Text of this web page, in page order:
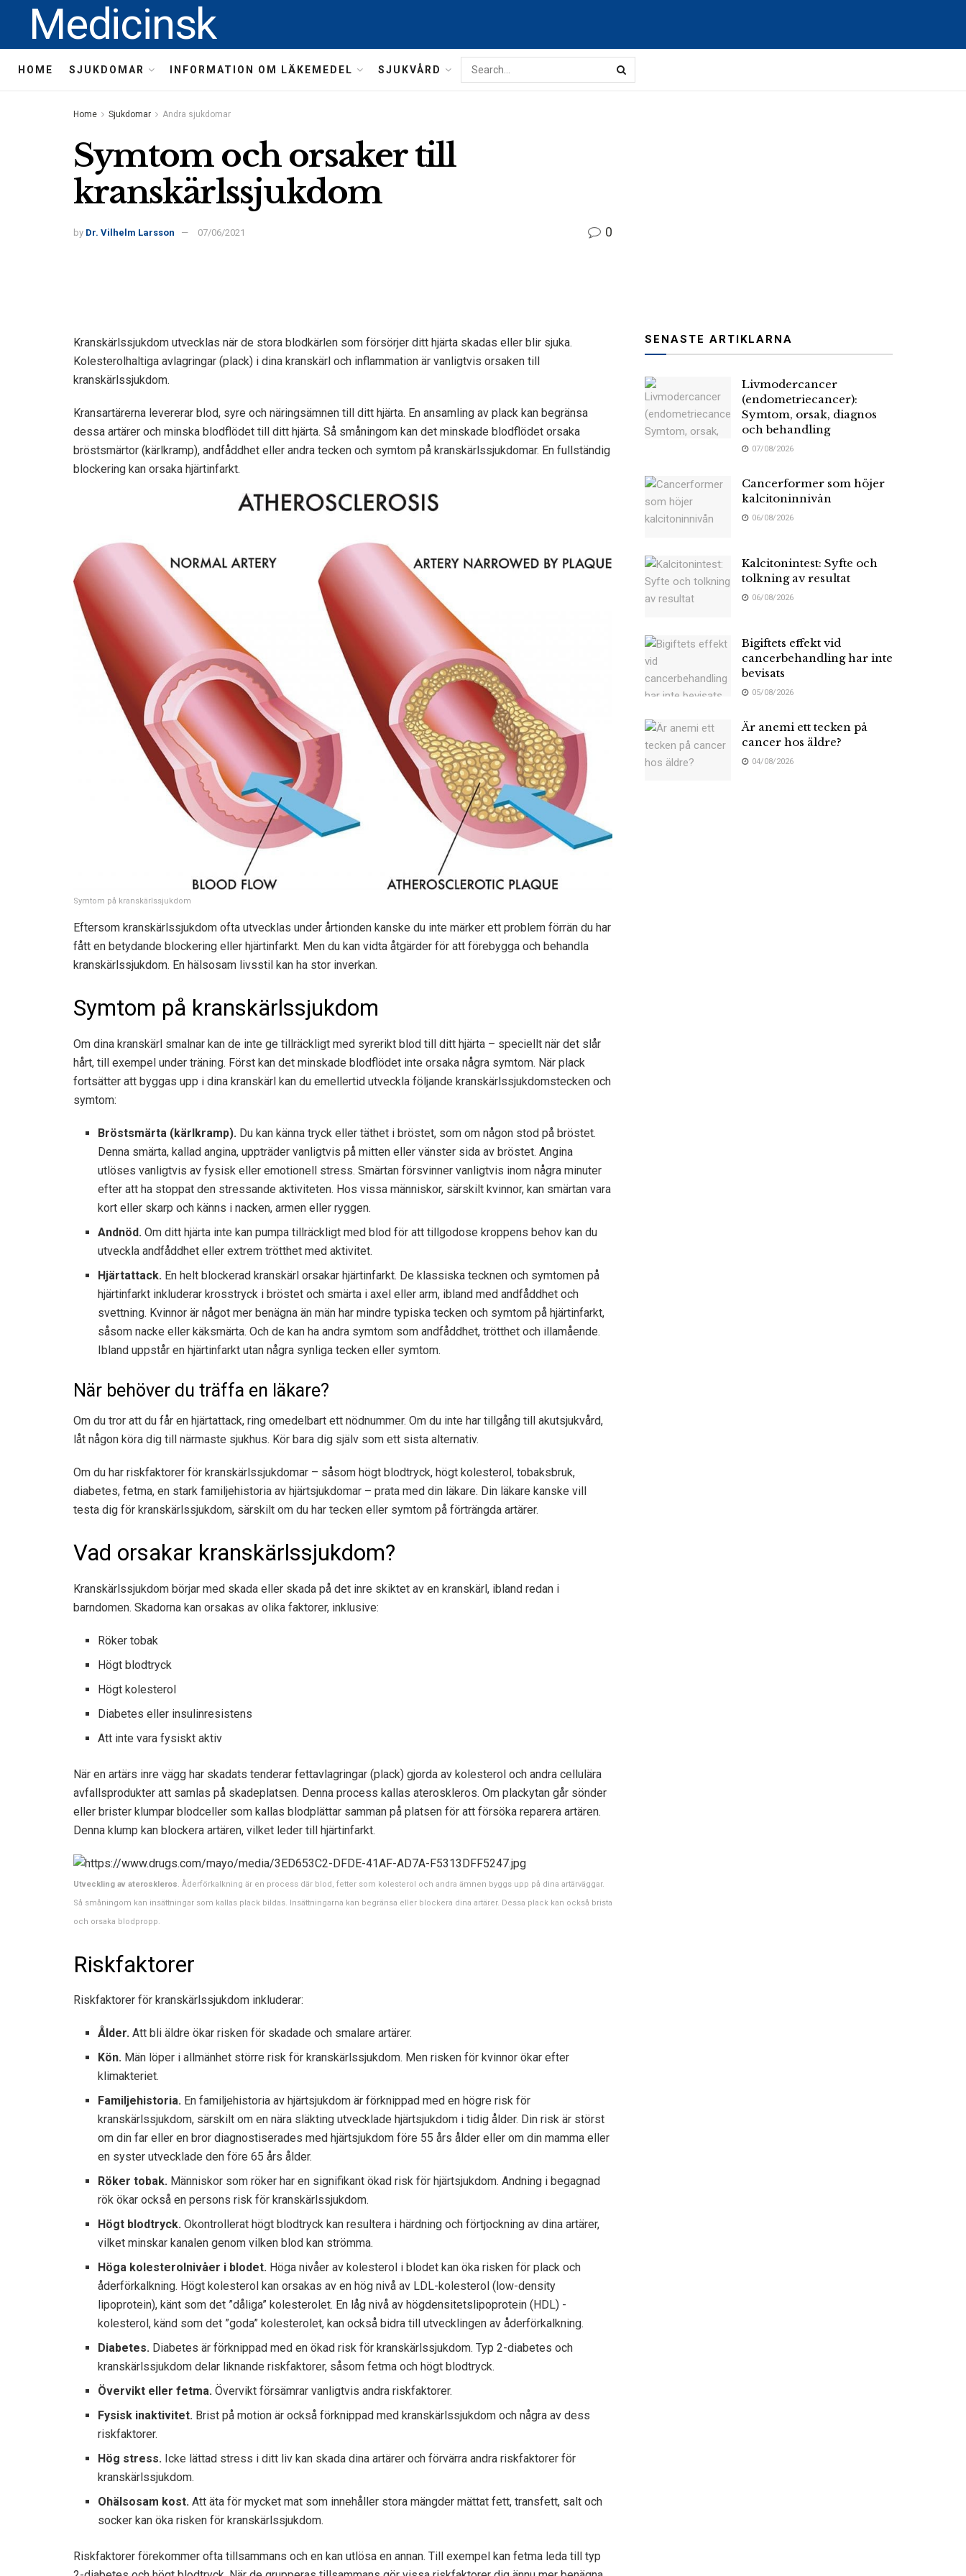
Medicinsk
HOME SJUKDOMAR INFORMATION OM LÄKEMEDEL SJUKVÅRD
Home Sjukdomar Andra sjukdomar
Symtom och orsaker till
kranskärlssjukdom
by Dr. Vilhelm Larsson 07/06/2021 0
Kranskärlssjukdom utvecklas när de stora blodkärlen som försörjer ditt hjärta skadas eller blir sjuka.
Kolesterolhaltiga avlagringar (plack) i dina kranskärl och inflammation är vanligtvis orsaken till
kranskärlssjukdom.
Kransartärerna levererar blod, syre och näringsämnen till ditt hjärta. En ansamling av plack kan begränsa
dessa artärer och minska blodflödet till ditt hjärta. Så småningom kan det minskade blodflödet orsaka
bröstsmärtor (kärlkramp), andfåddhet eller andra tecken och symtom på kranskärlssjukdomar. En fullständig
blockering kan orsaka hjärtinfarkt.
Symtom på kranskärlssjukdom
Eftersom kranskärlssjukdom ofta utvecklas under årtionden kanske du inte märker ett problem förrän du har
fått en betydande blockering eller hjärtinfarkt. Men du kan vidta åtgärder för att förebygga och behandla
kranskärlssjukdom. En hälsosam livsstil kan ha stor inverkan.
Symtom på kranskärlssjukdom
Om dina kranskärl smalnar kan de inte ge tillräckligt med syrerikt blod till ditt hjärta – speciellt när det slår
hårt, till exempel under träning. Först kan det minskade blodflödet inte orsaka några symtom. När plack
fortsätter att byggas upp i dina kranskärl kan du emellertid utveckla följande kranskärlssjukdomstecken och
symtom:
Bröstsmärta (kärlkramp). Du kan känna tryck eller täthet i bröstet, som om någon stod på bröstet.
Denna smärta, kallad angina, uppträder vanligtvis på mitten eller vänster sida av bröstet. Angina
utlöses vanligtvis av fysisk eller emotionell stress. Smärtan försvinner vanligtvis inom några minuter
efter att ha stoppat den stressande aktiviteten. Hos vissa människor, särskilt kvinnor, kan smärtan vara
kort eller skarp och känns i nacken, armen eller ryggen.
Andnöd. Om ditt hjärta inte kan pumpa tillräckligt med blod för att tillgodose kroppens behov kan du
utveckla andfåddhet eller extrem trötthet med aktivitet.
Hjärtattack. En helt blockerad kranskärl orsakar hjärtinfarkt. De klassiska tecknen och symtomen på
hjärtinfarkt inkluderar krosstryck i bröstet och smärta i axel eller arm, ibland med andfåddhet och
svettning. Kvinnor är något mer benägna än män har mindre typiska tecken och symtom på hjärtinfarkt,
såsom nacke eller käksmärta. Och de kan ha andra symtom som andfåddhet, trötthet och illamående.
Ibland uppstår en hjärtinfarkt utan några synliga tecken eller symtom.
När behöver du träffa en läkare?
Om du tror att du får en hjärtattack, ring omedelbart ett nödnummer. Om du inte har tillgång till akutsjukvård,
låt någon köra dig till närmaste sjukhus. Kör bara dig själv som ett sista alternativ.
Om du har riskfaktorer för kranskärlssjukdomar – såsom högt blodtryck, högt kolesterol, tobaksbruk,
diabetes, fetma, en stark familjehistoria av hjärtsjukdomar – prata med din läkare. Din läkare kanske vill
testa dig för kranskärlssjukdom, särskilt om du har tecken eller symtom på förträngda artärer.
Vad orsakar kranskärlssjukdom?
Kranskärlssjukdom börjar med skada eller skada på det inre skiktet av en kranskärl, ibland redan i
barndomen. Skadorna kan orsakas av olika faktorer, inklusive:
Röker tobak
Högt blodtryck
Högt kolesterol
Diabetes eller insulinresistens
Att inte vara fysiskt aktiv
När en artärs inre vägg har skadats tenderar fettavlagringar (plack) gjorda av kolesterol och andra cellulära
avfallsprodukter att samlas på skadeplatsen. Denna process kallas ateroskleros. Om plackytan går sönder
eller brister klumpar blodceller som kallas blodplättar samman på platsen för att försöka reparera artären.
Denna klump kan blockera artären, vilket leder till hjärtinfarkt.
Utveckling av ateroskleros. Åderförkalkning är en process där blod, fetter som kolesterol och andra ämnen byggs upp på dina artärväggar.
Så småningom kan insättningar som kallas plack bildas. Insättningarna kan begränsa eller blockera dina artärer. Dessa plack kan också brista
och orsaka blodpropp.
Riskfaktorer
Riskfaktorer för kranskärlssjukdom inkluderar:
Ålder. Att bli äldre ökar risken för skadade och smalare artärer.
Kön. Män löper i allmänhet större risk för kranskärlssjukdom. Men risken för kvinnor ökar efter
klimakteriet.
Familjehistoria. En familjehistoria av hjärtsjukdom är förknippad med en högre risk för
kranskärlssjukdom, särskilt om en nära släkting utvecklade hjärtsjukdom i tidig ålder. Din risk är störst
om din far eller en bror diagnostiserades med hjärtsjukdom före 55 års ålder eller om din mamma eller
en syster utvecklade den före 65 års ålder.
Röker tobak. Människor som röker har en signifikant ökad risk för hjärtsjukdom. Andning i begagnad
rök ökar också en persons risk för kranskärlssjukdom.
Högt blodtryck. Okontrollerat högt blodtryck kan resultera i härdning och förtjockning av dina artärer,
vilket minskar kanalen genom vilken blod kan strömma.
Höga kolesterolnivåer i blodet. Höga nivåer av kolesterol i blodet kan öka risken för plack och
åderförkalkning. Högt kolesterol kan orsakas av en hög nivå av LDL-kolesterol (low-density
lipoprotein), känt som det ”dåliga” kolesterolet. En låg nivå av högdensitetslipoprotein (HDL) -
kolesterol, känd som det ”goda” kolesterolet, kan också bidra till utvecklingen av åderförkalkning.
Diabetes. Diabetes är förknippad med en ökad risk för kranskärlssjukdom. Typ 2-diabetes och
kranskärlssjukdom delar liknande riskfaktorer, såsom fetma och högt blodtryck.
Övervikt eller fetma. Övervikt försämrar vanligtvis andra riskfaktorer.
Fysisk inaktivitet. Brist på motion är också förknippad med kranskärlssjukdom och några av dess
riskfaktorer.
Hög stress. Icke lättad stress i ditt liv kan skada dina artärer och förvärra andra riskfaktorer för
kranskärlssjukdom.
Ohälsosam kost. Att äta för mycket mat som innehåller stora mängder mättat fett, transfett, salt och
socker kan öka risken för kranskärlssjukdom.
Riskfaktorer förekommer ofta tillsammans och en kan utlösa en annan. Till exempel kan fetma leda till typ
SENASTE ARTIKLARNA
Livmodercancer
(endometriecancer):
Symtom, orsak, diagnos
och behandling
07/08/2026
Cancerformer som höjer
kalcitoninnivån
06/08/2026
Kalcitonintest: Syfte och
tolkning av resultat
06/08/2026
Bigiftets effekt vid
cancerbehandling har inte
bevisats
05/08/2026
Är anemi ett tecken på
cancer hos äldre?
04/08/2026